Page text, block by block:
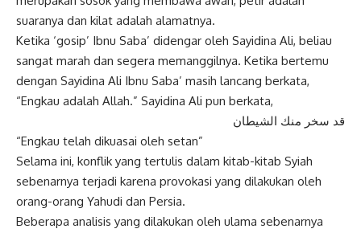
suaranya dan kilat adalah alamatnya.
Ketika ‘gosip’ Ibnu Saba’ didengar oleh Sayidina Ali, beliau
sangat marah dan segera memanggilnya. Ketika bertemu
dengan Sayidina Ali Ibnu Saba’ masih lancang berkata,
“Engkau adalah Allah.” Sayidina Ali pun berkata,
قد سخر منك الشيطان
“Engkau telah dikuasai oleh setan”
Selama ini, konflik yang tertulis dalam kitab-kitab Syiah
sebenarnya terjadi karena provokasi yang dilakukan oleh
orang-orang Yahudi dan Persia.
Beberapa analisis yang dilakukan oleh ulama sebenarnya